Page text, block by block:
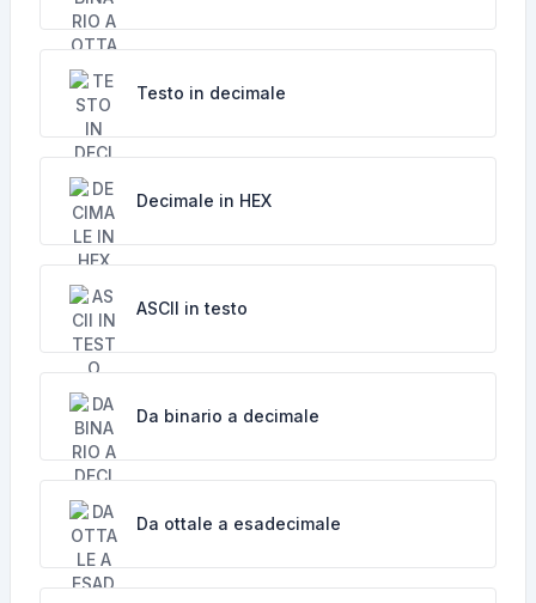
Testo in decimale
Decimale in HEX
ASCII in testo
Da binario a decimale
Da ottale a esadecimale